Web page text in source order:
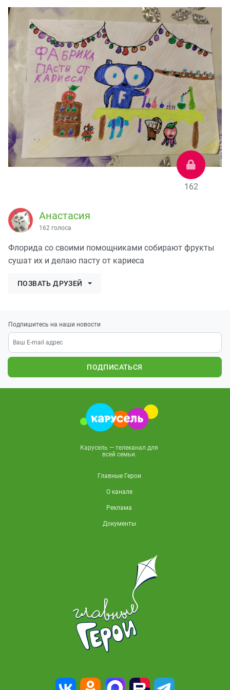
162
Анастасия
162 голоса
Флорида со своими помощниками собирают фрукты
сушат их и делаю пасту от кариеса
ПОЗВАТЬ ДРУЗЕЙ
Подпишитесь на наши новости
ПОДПИСАТЬСЯ
Карусель — телеканал для
всей семьи.
Главные Герои
О канале
Реклама
Документы